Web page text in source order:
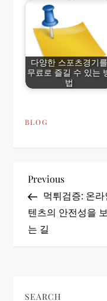
다양한 스포츠경기를
무료로 즐길 수 있는
법
BLOG
P
o
s
Previous
Post
Previous
먹튀검증: 온라
텐츠의 안전성을
는 길
SEARCH